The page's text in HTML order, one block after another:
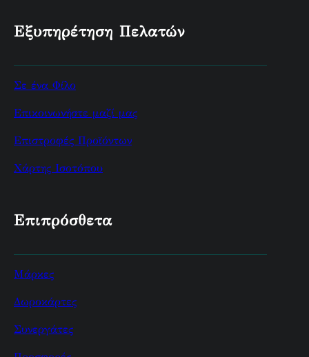
Εξυπηρέτηση Πελατών
Σε ένα Φίλο
Επικοινωνήστε μαζί μας
Επιστροφές Προϊόντων
Χάρτης Ισοτόπου
Επιπρόσθετα
Μάρκες
Δωροκάρτες
Συνεργάτες